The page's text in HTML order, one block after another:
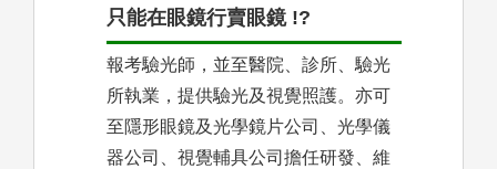
只能在眼鏡行賣眼鏡 !?
報考驗光師，並至醫院、診所、驗光
所執業，提供驗光及視覺照護。亦可
至隱形眼鏡及光學鏡片公司、光學儀
器公司、視覺輔具公司擔任研發、維